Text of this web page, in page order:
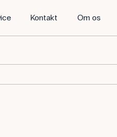
Kontakt Om os